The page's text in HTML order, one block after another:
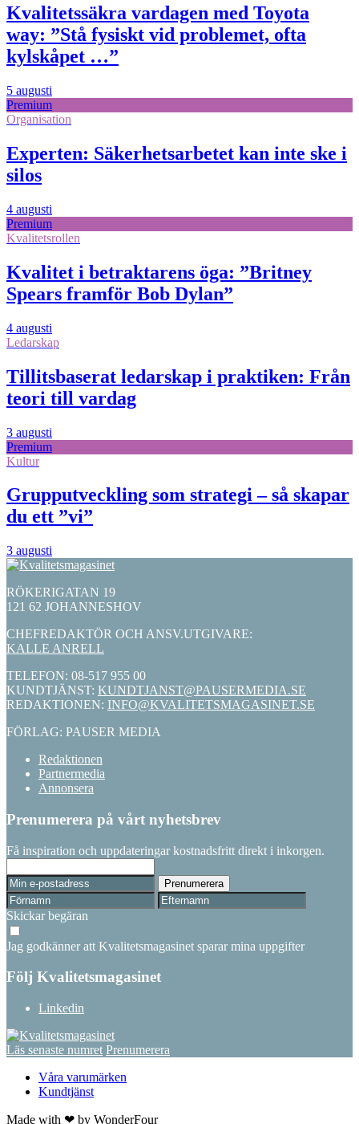
Kvalitetssäkra vardagen med Toyota
way: ”Stå fysiskt vid problemet, ofta
kylskåpet …”
5 augusti
Premium
Organisation
Experten: Säkerhetsarbetet kan inte ske i
silos
4 augusti
Premium
Kvalitetsrollen
Kvalitet i betraktarens öga: ”Britney
Spears framför Bob Dylan”
4 augusti
Ledarskap
Tillitsbaserat ledarskap i praktiken: Från
teori till vardag
3 augusti
Premium
Kultur
Grupputveckling som strategi – så skapar
du ett ”vi”
3 augusti
RÖKERIGATAN 19
121 62 JOHANNESHOV
CHEFREDAKTÖR OCH ANSV.UTGIVARE:
KALLE ANRELL
TELEFON: 08-517 955 00
KUNDTJÄNST: KUNDTJANST@PAUSERMEDIA.SE
REDAKTIONEN: INFO@KVALITETSMAGASINET.SE
FÖRLAG: PAUSER MEDIA
Redaktionen
Partnermedia
Annonsera
Prenumerera på vårt nyhetsbrev
Få inspiration och uppdateringar kostnadsfritt direkt i inkorgen.
Skickar begäran
Jag godkänner att Kvalitetsmagasinet sparar mina uppgifter
Följ Kvalitetsmagasinet
Linkedin
Läs senaste numret Prenumerera
Våra varumärken
Kundtjänst
Made with ❤ by WonderFour